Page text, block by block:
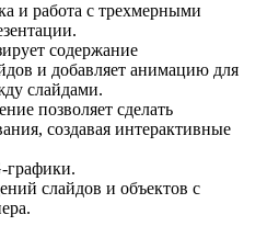
и работа с трехмерными
содержание
и добавляет анимацию для
слайдами.
позволяет сделать
создавая интерактивные
графики.
слайдов и объектов с